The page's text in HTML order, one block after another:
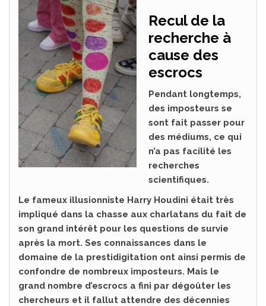
Recul de la
recherche à
cause des
escrocs
Pendant longtemps,
des imposteurs se
sont fait passer pour
des médiums, ce qui
n’a pas facilité les
recherches
scientifiques.
Le fameux illusionniste Harry Houdini était très
impliqué dans la chasse aux charlatans du fait de
son grand intérêt pour les questions de survie
après la mort. Ses connaissances dans le
domaine de la prestidigitation ont ainsi permis de
confondre de nombreux imposteurs. Mais le
grand nombre d’escrocs a fini par dégoûter les
chercheurs et il fallut attendre des décennies